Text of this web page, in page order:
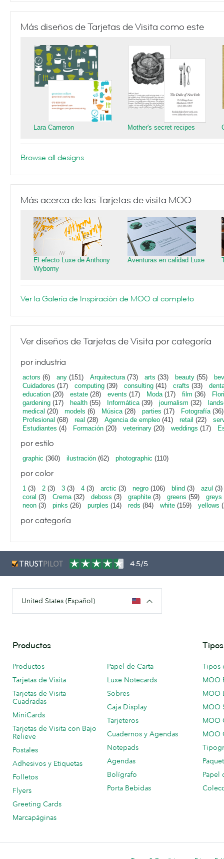
Más diseños de Tarjetas de Visita como este
Lara Cameron Mother's secret recipes
Browse all designs
Más acerca de las Tarjetas de visita MOO
El efecto Luxe de Anthony
Wyborny
Aventuras en calidad Luxe
Ver la Galería de Inspiración de MOO al completo
Ver diseños de Tarjetas de Visita por categoría
por industria
actors (6) any (151) Arquitectura(73) arts (33) beauty (55)
Cuidadores (17) computing (39) consulting (41) crafts (33)
education (20) estate (28) events (17) Moda(17) film (36)
gardening (17) health (55) Informática(39) journalism (32)
medical (20) models (6) Música(28) parties (17) Fotografía(36)
Profesional (68) real (28) Agencia de empleo (41) retail (22)
Estudiantes (4) Formación (20) veterinary (20) weddings (17)
por estilo
graphic (360) ilustración (62) photographic (110)
por color
1 (3) 2 (3) 3 (3) 4 (3) arctic (3) negro (106) blind (3) azul (3)
coral (3) Crema(32) deboss (3) graphite (3) greens (59) greys
neon (3) pinks (26) purples (14) reds (84) white (159) yellows
por categoría
4.5/5
United States (Español)
Productos
Productos
Tarjetas de Visita
Tarjetas de Visita
Cuadradas
MiniCards
Tarjetas de Visita con Bajo
Relieve
Postales
Adhesivos y Etiquetas
Folletos
Flyers
Greeting Cards
Marcapáginas
Papel de Carta
Luxe Notecards
Sobres
Caja Display
Tarjeteros
Cuadernos y Agendas
Notepads
Agendas
Bolígrafo
Porta Bebidas
Tipos
MOO
MOO
MOO
MOO
MOO
Papel